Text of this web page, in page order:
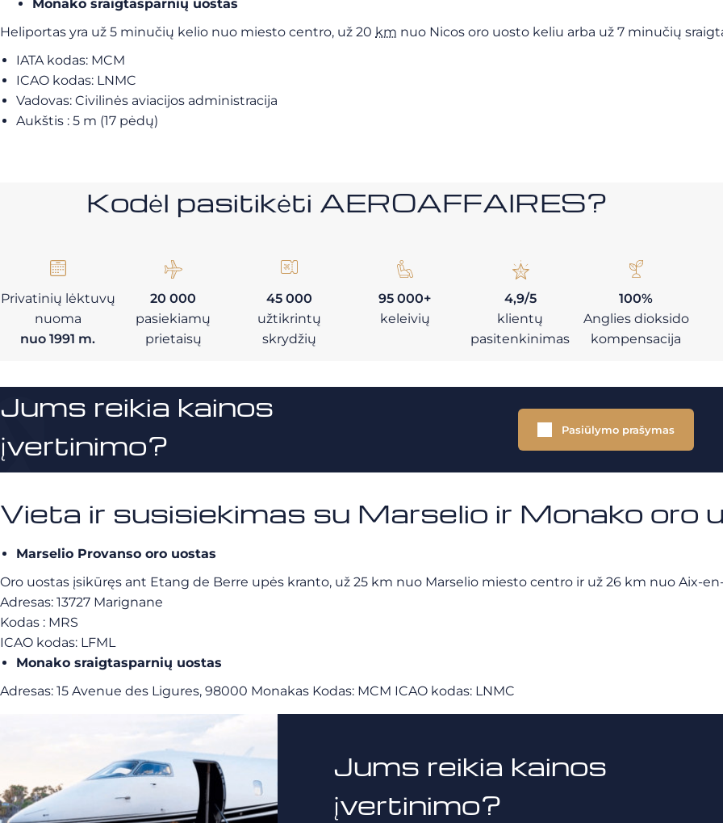
Monako sraigtasparnių uostas
Heliportas yra už 5 minučių kelio nuo miesto centro, už 20 km nuo Nicos oro uosto keliu arba už 7 minučių
IATA kodas: MCM
ICAO kodas: LNMC
Vadovas: Civilinės aviacijos administracija
Aukštis : 5 m (17 pėdų)
Kodėl pasitikėti AEROAFFAIRES?
Privatinių lėktuvų
nuoma
nuo 1991 m.
20 000
pasiekiamų
prietaisų
45 000
užtikrintų
skrydžių
95 000+
keleivių
4,9/5
klientų
pasitenkinimas
100%
Anglies dioksido
kompensacija
Jums reikia kainos
įvertinimo?
Pasiūlymo prašymas
Vieta ir susisiekimas su Marselio ir Monako oro
Marselio Provanso oro uostas
Oro uostas įsikūręs ant Etang de Berre upės kranto, už 25 km nuo Marselio miesto centro ir už 26 km nuo Aix-
Adresas: 13727 Marignane
Kodas : MRS
ICAO kodas: LFML
Monako sraigtasparnių uostas
Adresas: 15 Avenue des Ligures, 98000 Monakas Kodas: MCM ICAO kodas: LNMC
Jums reikia kainos
įvertinimo?